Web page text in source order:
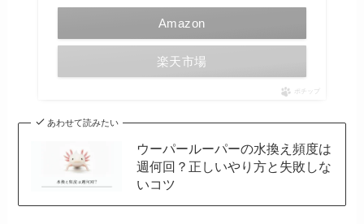
Amazon
楽天市場
ポチップ
あわせて読みたい
ウーパールーパーの水換え頻度は
週何回？正しいやり方と失敗しな
いコツ